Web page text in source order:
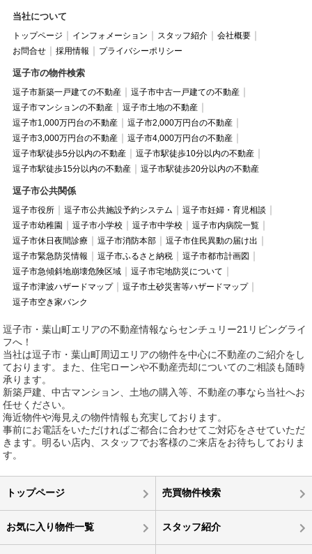
当社について
トップページ インフォメーション スタッフ紹介
会社概要
お問合せ
採用情報 プライバシーポリシー
逗子市の物件検索
逗子市新築一戸建ての不動産
逗子市中古一戸建ての不動産
逗子市マンションの不動産
逗子市土地の不動産
逗子市1,000万円台の不動産
逗子市2,000万円台の不動産
逗子市3,000万円台の不動産
逗子市4,000万円台の不動産
逗子市駅徒歩5分以内の不動産
逗子市駅徒歩10分以内の不動産
逗子市駅徒歩15分以内の不動産
逗子市駅徒歩20分以内の不動産
逗子市公共関係
逗子市役所 逗子市公共施設予約システム
逗子市妊婦・育児相談
逗子市幼稚園
逗子市小学校 逗子市中学校
逗子市内病院一覧
逗子市休日夜間診療
逗子市消防本部
逗子市住民異動の届け出
逗子市緊急防災情報
逗子市ふるさと納税
逗子市都市計画図
逗子市急傾斜地崩壊危険区域
逗子市宅地防災について
逗子市津波ハザードマップ
逗子市土砂災害等ハザードマップ
逗子市空き家バンク
逗子市・葉山町エリアの不動産情報ならセンチュリー21リビングライ
フへ！
当社は逗子市・葉山町周辺エリアの物件を中心に不動産のご紹介をし
ております。また、住宅ローンや不動産売却についてのご相談も随時
承ります。
新築戸建、中古マンション、土地の購入等、不動産の事なら当社へお
任せください。
海近物件や海見えの物件情報も充実しております。
事前にお電話をいただければご都合に合わせてご対応をさせていただ
きます。明るい店内、スタッフでお客様のご来店をお待ちしておりま
す。
トップページ 売買物件検索
お気に入り物件一覧 スタッフ紹介